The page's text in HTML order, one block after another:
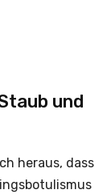
und
heraus, dass